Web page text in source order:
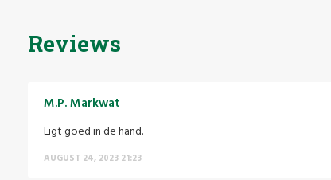
Reviews
M.P. Markwat
Ligt goed in de hand.
AUGUST 24, 2023 21:23